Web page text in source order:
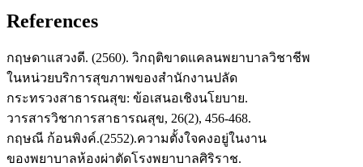
References
กฤษดาแสวงดี. (2560). วิกฤติขาดแคลนพยาบาลวิชาชีพ
ในหน่วยบริการสุขภาพของสำนักงานปลัด
กระทรวงสาธารณสุข: ข้อเสนอเชิงนโยบาย.
วารสารวิชาการสาธารณสุข, 26(2), 456-468.
กฤษณี ก้อนพิงค์.(2552).ความตั้งใจคงอยู่ในงาน
ของพยาบาลห้องผ่าตัดโรงพยาบาลศิริราช.